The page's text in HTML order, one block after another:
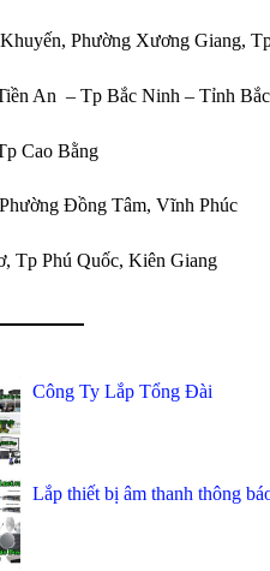
Phường Xương Giang,
An – Tp Bắc Ninh – Tỉnh
Cao Bằng
Đồng Tâm, Vĩnh Phúc
Tp Phú Quốc, Kiên Giang
Công Ty Lắp Tổng Đài
Lắp thiết bị âm thanh thông